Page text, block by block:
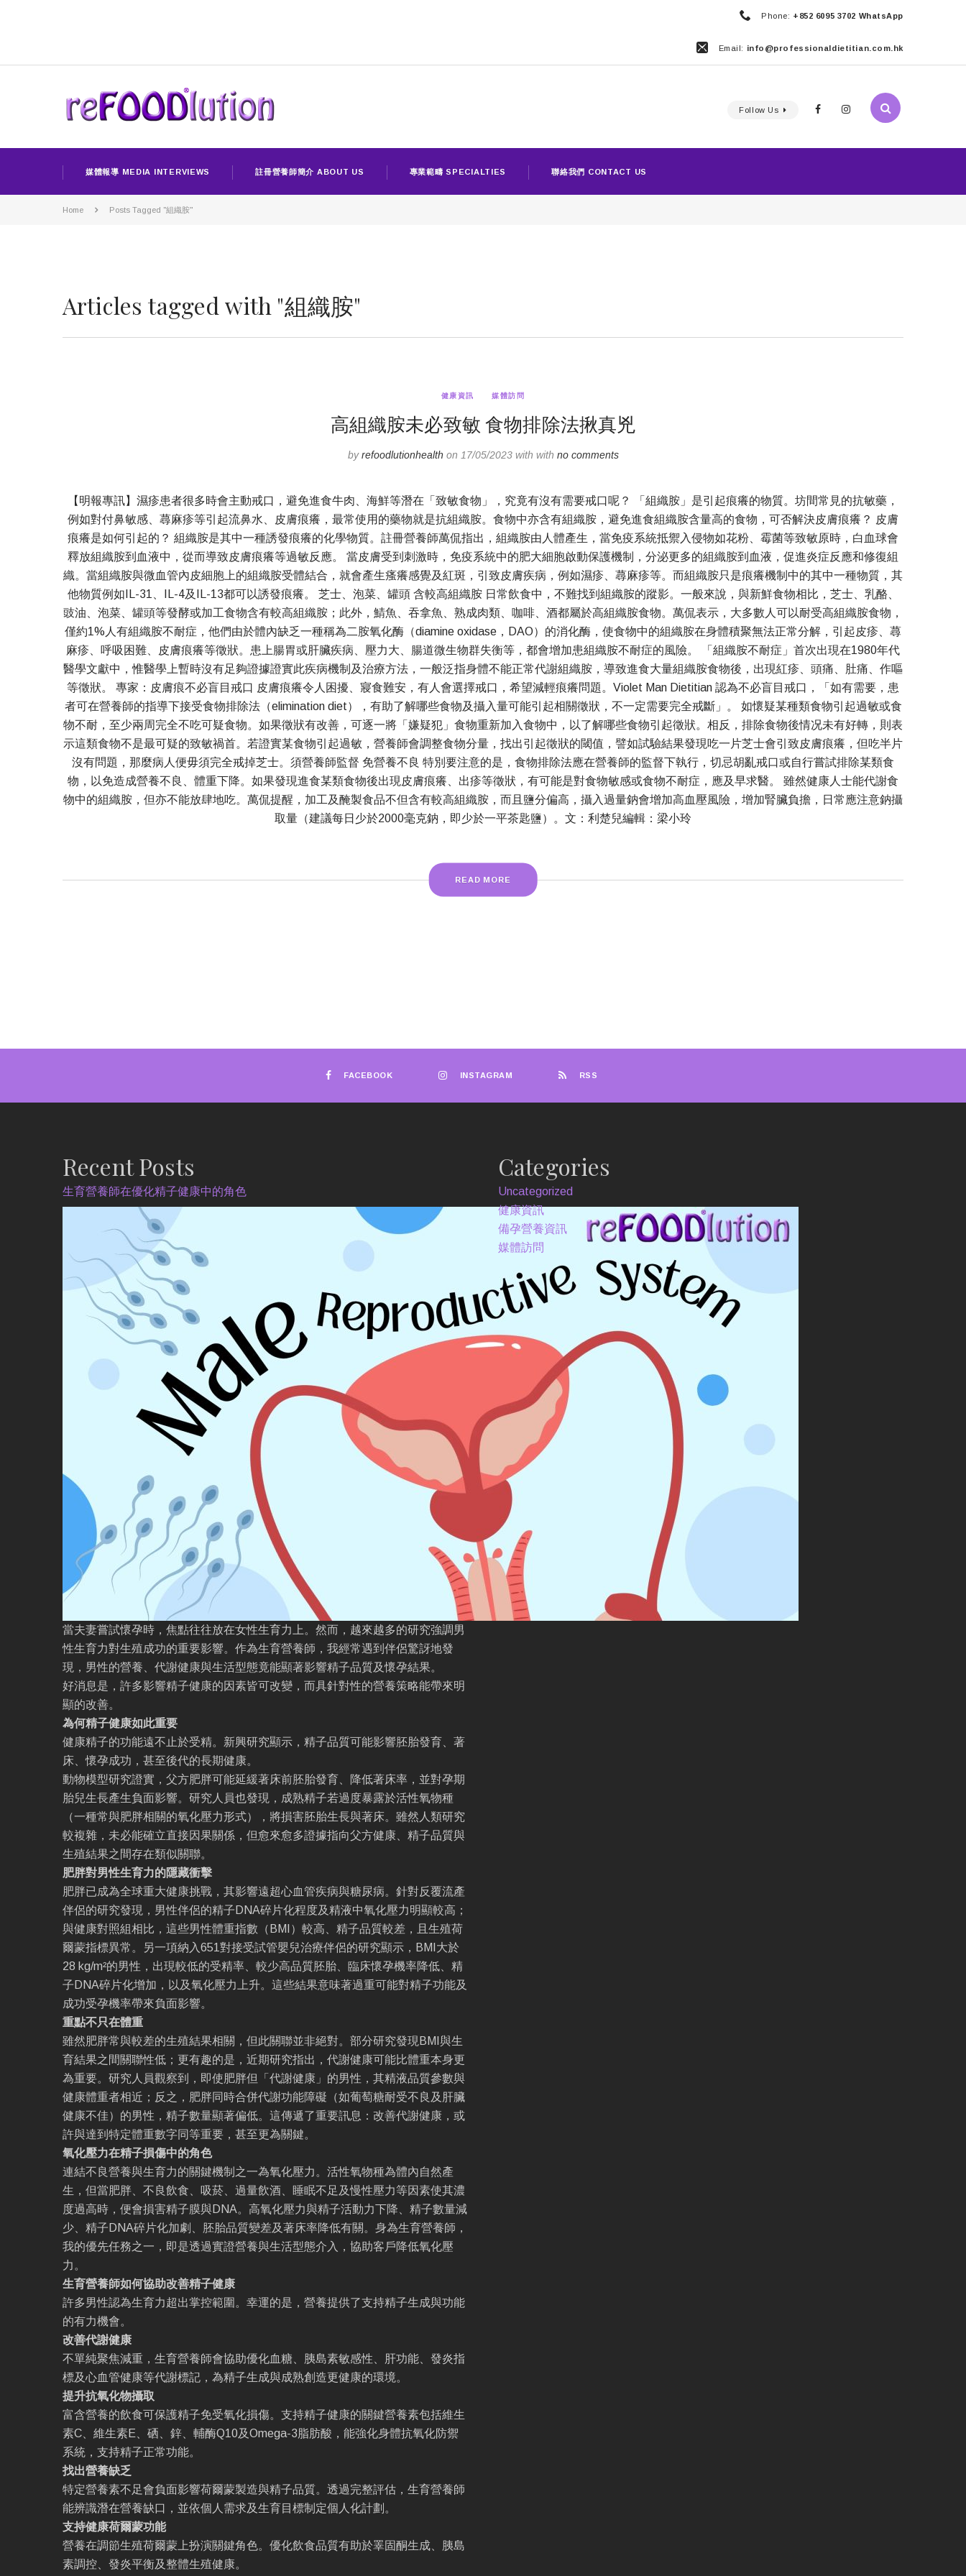
Phone: +852 6095 3702 WhatsApp
Email: info@professionaldietitian.com.hk
Follow Us
媒體報導 MEDIA INTERVIEWS 註冊營養師簡介 ABOUT US 專業範疇 SPECIALTIES 聯絡我們 CONTACT US
Home Posts Tagged "組織胺"
Articles tagged with "組織胺"
健康資訊 媒體訪問
高組織胺未必致敏 食物排除法揪真兇
byrefoodlutionhealth on 17/05/2023 with with no comments
【明報專訊】濕疹患者很多時會主動戒口，避免進食牛肉、海鮮等潛在「致敏食物」，究竟有沒有需要戒口呢？ 「組織胺」是引起痕癢的物質。坊間常見的抗敏藥，
例如對付鼻敏感、蕁麻疹等引起流鼻水、皮膚痕癢，最常使用的藥物就是抗組織胺。食物中亦含有組織胺，避免進食組織胺含量高的食物，可否解決皮膚痕癢？ 皮膚
痕癢是如何引起的？ 組織胺是其中一種誘發痕癢的化學物質。註冊營養師萬侃指出，組織胺由人體產生，當免疫系統抵禦入侵物如花粉、霉菌等致敏原時，白血球會
釋放組織胺到血液中，從而導致皮膚痕癢等過敏反應。 當皮膚受到刺激時，免疫系統中的肥大細胞啟動保護機制，分泌更多的組織胺到血液，促進炎症反應和修復組
織。當組織胺與微血管內皮細胞上的組織胺受體結合，就會產生瘙癢感覺及紅斑，引致皮膚疾病，例如濕疹、蕁麻疹等。而組織胺只是痕癢機制中的其中一種物質，其
他物質例如IL-31、IL-4及IL-13都可以誘發痕癢。 芝士、泡菜、罐頭 含較高組織胺 日常飲食中，不難找到組織胺的蹤影。一般來說，與新鮮食物相比，芝士、乳酪、
豉油、泡菜、罐頭等發酵或加工食物含有較高組織胺；此外，鯖魚、吞拿魚、熟成肉類、咖啡、酒都屬於高組織胺食物。萬侃表示，大多數人可以耐受高組織胺食物，
僅約1%人有組織胺不耐症，他們由於體內缺乏一種稱為二胺氧化酶（diamine oxidase，DAO）的消化酶，使食物中的組織胺在身體積聚無法正常分解，引起皮疹、蕁
麻疹、呼吸困難、皮膚痕癢等徵狀。患上腸胃或肝臟疾病、壓力大、腸道微生物群失衡等，都會增加患組織胺不耐症的風險。 「組織胺不耐症」首次出現在1980年代
醫學文獻中，惟醫學上暫時沒有足夠證據證實此疾病機制及治療方法，一般泛指身體不能正常代謝組織胺，導致進食大量組織胺食物後，出現紅疹、頭痛、肚痛、作嘔
等徵狀。 專家：皮膚痕不必盲目戒口 皮膚痕癢令人困擾、寢食難安，有人會選擇戒口，希望減輕痕癢問題。Violet Man Dietitian 認為不必盲目戒口，「如有需要，患
者可在營養師的指導下接受食物排除法（elimination diet），有助了解哪些食物及攝入量可能引起相關徵狀，不一定需要完全戒斷」。 如懷疑某種類食物引起過敏或食
物不耐，至少兩周完全不吃可疑食物。如果徵狀有改善，可逐一將「嫌疑犯」食物重新加入食物中，以了解哪些食物引起徵狀。相反，排除食物後情况未有好轉，則表
示這類食物不是最可疑的致敏禍首。若證實某食物引起過敏，營養師會調整食物分量，找出引起徵狀的閾值，譬如試驗結果發現吃一片芝士會引致皮膚痕癢，但吃半片
沒有問題，那麼病人便毋須完全戒掉芝士。須營養師監督 免營養不良 特別要注意的是，食物排除法應在營養師的監督下執行，切忌胡亂戒口或自行嘗試排除某類食
物，以免造成營養不良、體重下降。如果發現進食某類食物後出現皮膚痕癢、出疹等徵狀，有可能是對食物敏感或食物不耐症，應及早求醫。 雖然健康人士能代謝食
物中的組織胺，但亦不能放肆地吃。萬侃提醒，加工及醃製食品不但含有較高組織胺，而且鹽分偏高，攝入過量鈉會增加高血壓風險，增加腎臟負擔，日常應注意鈉攝
取量（建議每日少於2000毫克鈉，即少於一平茶匙鹽）。文：利楚兒編輯：梁小玲
READ MORE
FACEBOOK INSTAGRAM RSS
Recent Posts
生育營養師在優化精子健康中的角色
當夫妻嘗試懷孕時，焦點往往放在女性生育力上。然而，越來越多的研究強調男
性生育力對生殖成功的重要影響。作為生育營養師，我經常遇到伴侶驚訝地發
現，男性的營養、代謝健康與生活型態竟能顯著影響精子品質及懷孕結果。
好消息是，許多影響精子健康的因素皆可改變，而具針對性的營養策略能帶來明
顯的改善。
為何精子健康如此重要
健康精子的功能遠不止於受精。新興研究顯示，精子品質可能影響胚胎發育、著
床、懷孕成功，甚至後代的長期健康。
動物模型研究證實，父方肥胖可能延緩著床前胚胎發育、降低著床率，並對孕期
胎兒生長產生負面影響。研究人員也發現，成熟精子若過度暴露於活性氧物種
（一種常與肥胖相關的氧化壓力形式），將損害胚胎生長與著床。雖然人類研究
較複雜，未必能確立直接因果關係，但愈來愈多證據指向父方健康、精子品質與
生殖結果之間存在類似關聯。
肥胖對男性生育力的隱藏衝擊
肥胖已成為全球重大健康挑戰，其影響遠超心血管疾病與糖尿病。針對反覆流產
伴侶的研究發現，男性伴侶的精子DNA碎片化程度及精液中氧化壓力明顯較高；
與健康對照組相比，這些男性體重指數（BMI）較高、精子品質較差，且生殖荷
爾蒙指標異常。另一項納入651對接受試管嬰兒治療伴侶的研究顯示，BMI大於
28 kg/m²的男性，出現較低的受精率、較少高品質胚胎、臨床懷孕機率降低、精
子DNA碎片化增加，以及氧化壓力上升。這些結果意味著過重可能對精子功能及
成功受孕機率帶來負面影響。
重點不只在體重
雖然肥胖常與較差的生殖結果相關，但此關聯並非絕對。部分研究發現BMI與生
育結果之間關聯性低；更有趣的是，近期研究指出，代謝健康可能比體重本身更
為重要。研究人員觀察到，即使肥胖但「代謝健康」的男性，其精液品質參數與
健康體重者相近；反之，肥胖同時合併代謝功能障礙（如葡萄糖耐受不良及肝臟
健康不佳）的男性，精子數量顯著偏低。這傳遞了重要訊息：改善代謝健康，或
許與達到特定體重數字同等重要，甚至更為關鍵。
氧化壓力在精子損傷中的角色
連結不良營養與生育力的關鍵機制之一為氧化壓力。活性氧物種為體內自然產
生，但當肥胖、不良飲食、吸菸、過量飲酒、睡眠不足及慢性壓力等因素使其濃
度過高時，便會損害精子膜與DNA。高氧化壓力與精子活動力下降、精子數量減
少、精子DNA碎片化加劇、胚胎品質變差及著床率降低有關。身為生育營養師，
我的優先任務之一，即是透過實證營養與生活型態介入，協助客戶降低氧化壓
力。
生育營養師如何協助改善精子健康
許多男性認為生育力超出掌控範圍。幸運的是，營養提供了支持精子生成與功能
的有力機會。
改善代謝健康
不單純聚焦減重，生育營養師會協助優化血糖、胰島素敏感性、肝功能、發炎指
標及心血管健康等代謝標記，為精子生成與成熟創造更健康的環境。
提升抗氧化物攝取
富含營養的飲食可保護精子免受氧化損傷。支持精子健康的關鍵營養素包括維生
素C、維生素E、硒、鋅、輔酶Q10及Omega-3脂肪酸，能強化身體抗氧化防禦
系統，支持精子正常功能。
找出營養缺乏
特定營養素不足會負面影響荷爾蒙製造與精子品質。透過完整評估，生育營養師
能辨識潛在營養缺口，並依個人需求及生育目標制定個人化計劃。
支持健康荷爾蒙功能
營養在調節生殖荷爾蒙上扮演關鍵角色。優化飲食品質有助於睪固酮生成、胰島
素調控、發炎平衡及整體生殖健康。
Categories
Uncategorized
健康資訊
備孕營養資訊
媒體訪問